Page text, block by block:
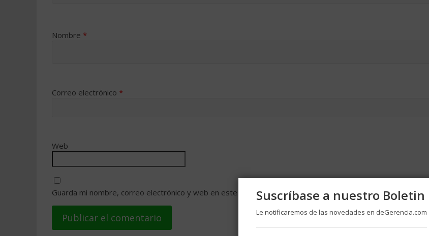
Nombre *
Correo electrónico *
Web
Guarda mi nombre, correo electrónico y web en este navegador para la próxima vez que comente.
Suscríbase a nuestro Boletin
Le notificaremos de las novedades en deGerencia.com